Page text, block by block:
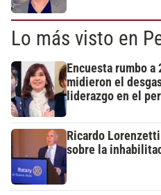
Lo más visto en
Encuesta rumbo
midieron el
liderazgo en el
Ricardo
sobre la